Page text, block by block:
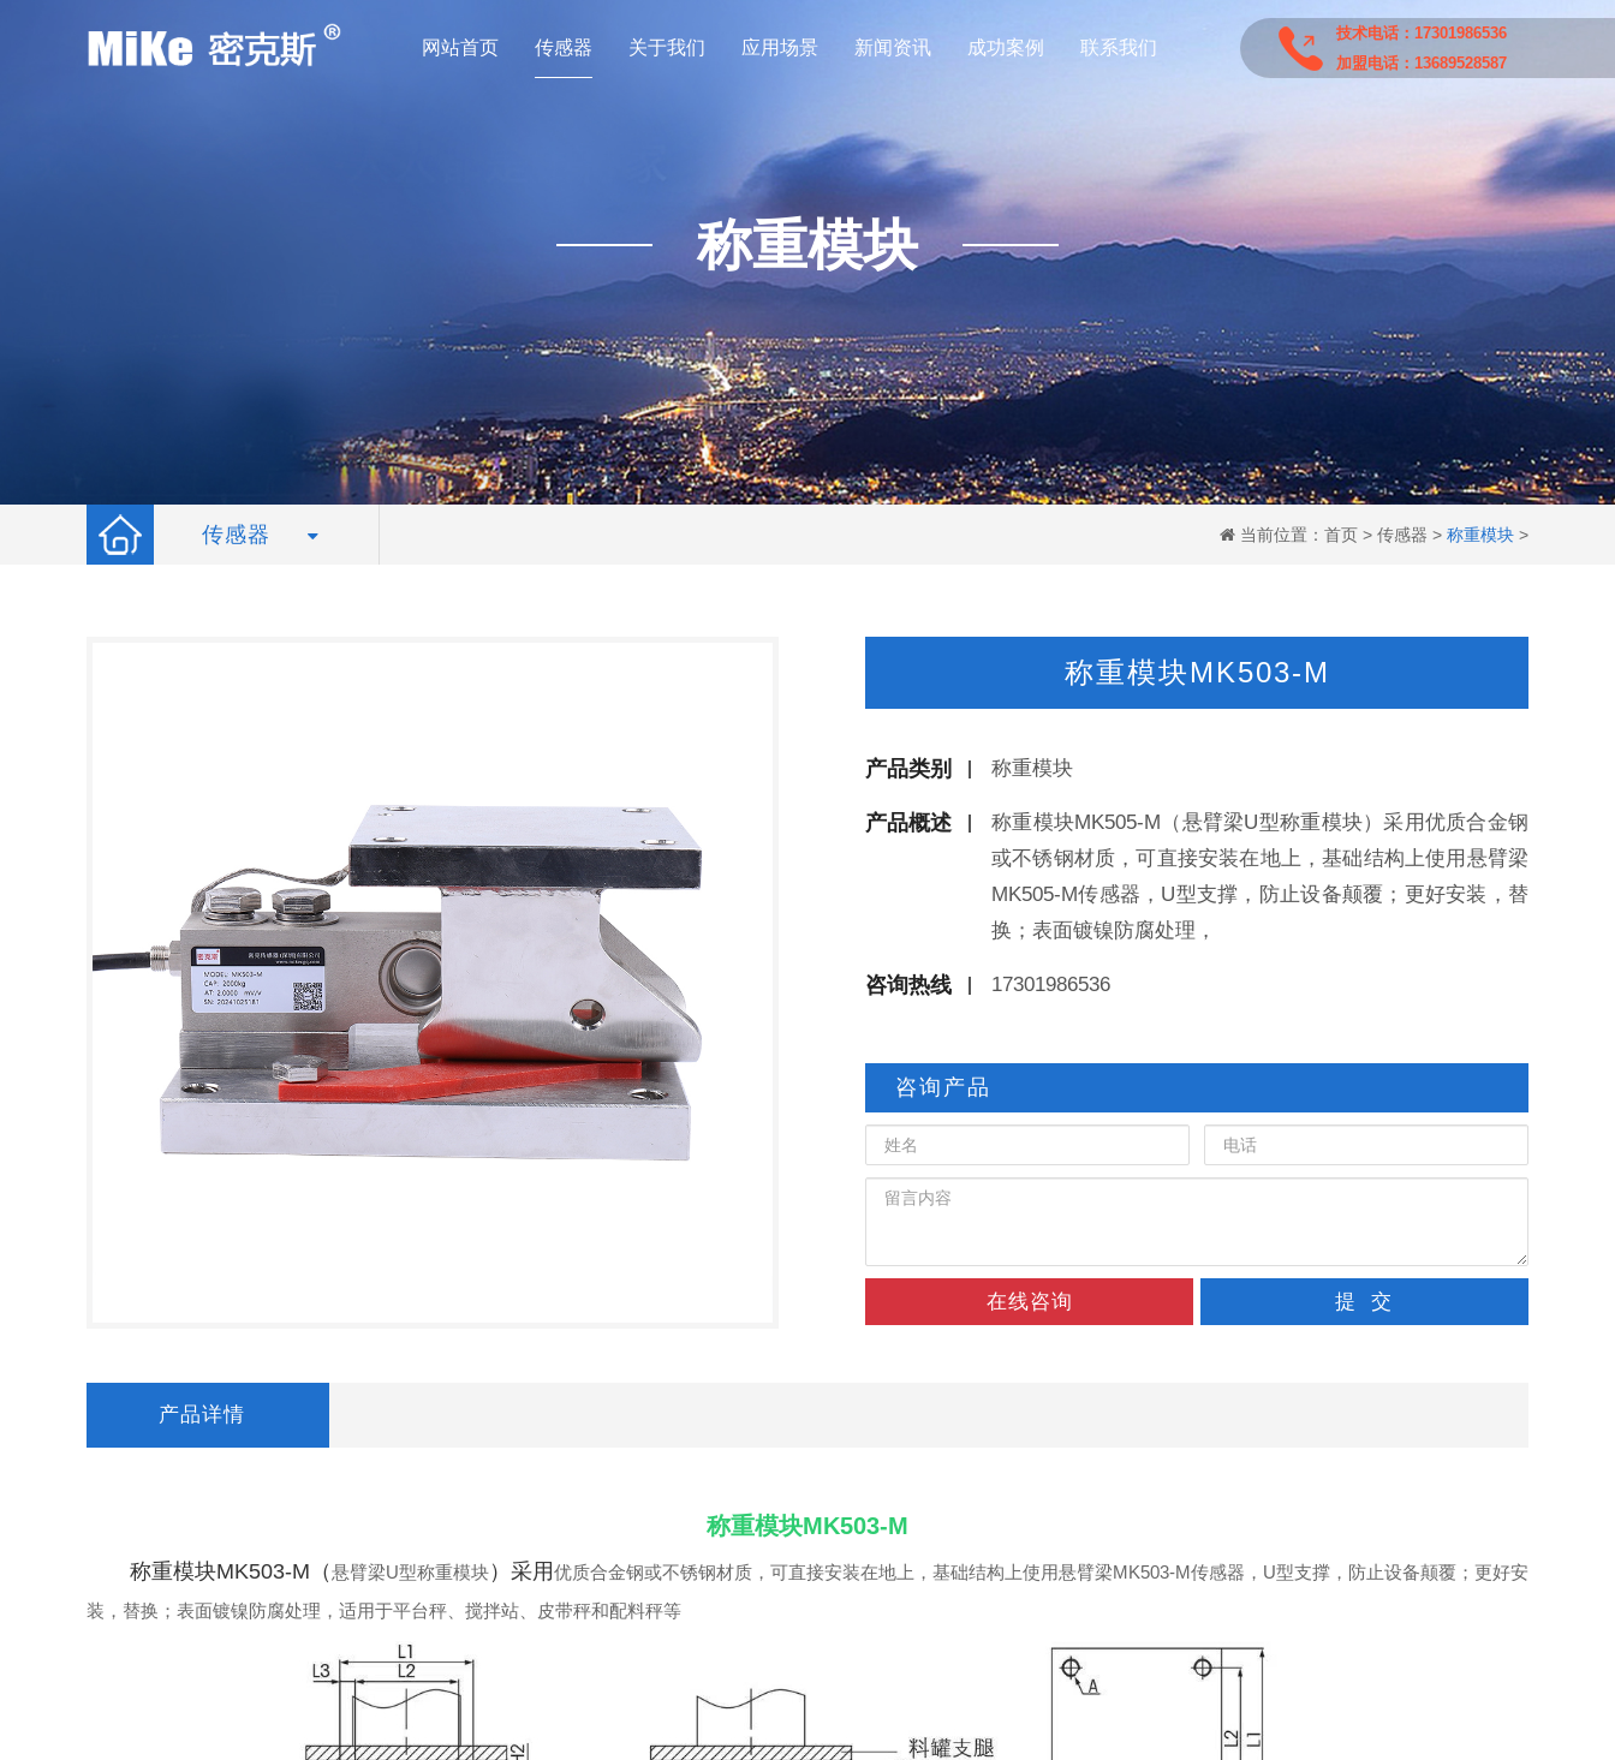
网站首页 传感器 关于我们 应用场景 新闻资讯 成功案例 联系我们
技术电话：17301986536
加盟电话：13689528587
称重模块
当前位置： 首页 > 传感器 > 称重模块 >
传感器
称重模块MK503-M
产品类别 称重模块
产品概述
称重模块MK505-M（悬臂梁U型称重模块）采用优质合金钢
或不锈钢材质，可直接安装在地上，基础结构上使用悬臂梁
MK505-M传感器，U型支撑，防止设备颠覆；更好安装，替
换；表面镀镍防腐处理，
咨询热线 17301986536
咨询产品
在线咨询 提 交
产品详情
称重模块MK503-M
称重模块MK503-M（悬臂梁U型称重模块）采用优质合金钢或不锈钢材质，可直接安装在地上，基础结构上使用悬臂梁MK503-M传感器，U型支撑，防止设备颠覆；更好安
装，替换；表面镀镍防腐处理，适用于平台秤、搅拌站、皮带秤和配料秤等